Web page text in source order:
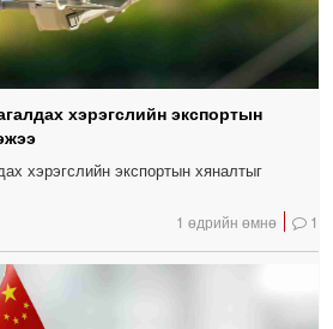
хэрэгслийн экспортын
хэрэгслийн экспортын хяналтыг
1 өдрийн өмнө 1